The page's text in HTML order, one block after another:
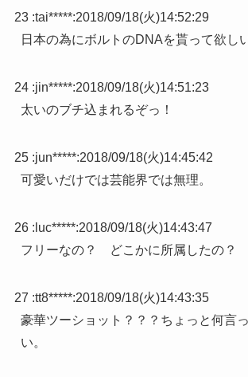
23 :tai*****:2018/09/18(火)14:52:29
日本の為にボルトのDNAを貰って欲し
24 :jin*****:2018/09/18(火)14:51:23
太いのブチ込まれるぞっ！
25 :jun*****:2018/09/18(火)14:45:42
可愛いだけでは芸能界では無理。
26 : luc*****:2018/09/18(火)14:43:47
フリーなの？ どこかに所属したの？
27 :tt8*****:2018/09/18(火)14:43:35
豪華ツーショット？？？ちょっと何言
い。